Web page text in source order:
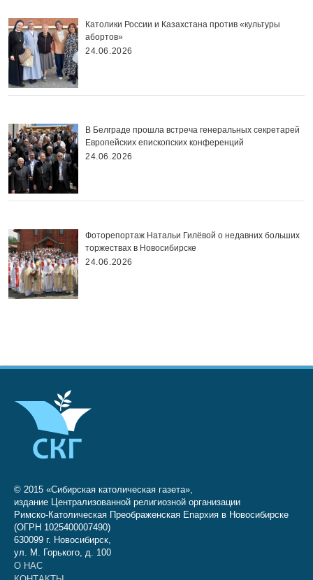
Католики России и Казахстана против «культуры
абортов»
24.06.2026
В Белграде прошла встреча генеральных секретарей
Европейских епископских конференций
24.06.2026
Фоторепортаж Натальи Гилёвой о недавних больших
торжествах в Новосибирске
24.06.2026
© 2015 «Сибирская католическая газета»,
издание Централизованной религиозной организации
Римско-Католическая Преображенская Епархия в Новосибирске
(ОГРН 1025400007490)
630099 г. Новосибирск,
ул. М. Горького, д. 100
О НАС